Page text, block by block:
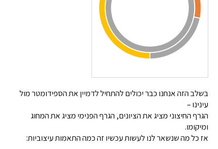
בשלב הזה אנחנו כבר יכולים להתחיל לדמיין את הספידומטר מול
עינינו –
הגרף החיצוני מציג את הציונים, הגרף הפנימי מציג את המחוג
ומיקומו.
אז כל מה שנשאר לנו לעשות עכשיו זה כמה התאמות עיצוביות: